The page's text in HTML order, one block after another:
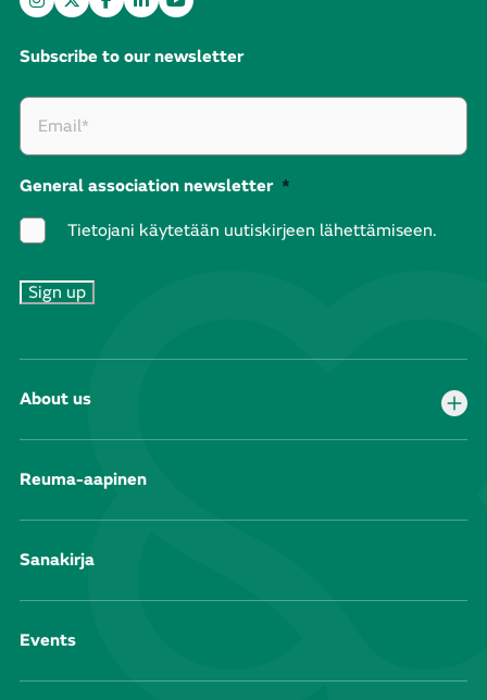
Subscribe to our newsletter
General association newsletter *
Tietojani käytetään uutiskirjeen lähettämiseen.
About us
Reuma-aapinen
Sanakirja
Events